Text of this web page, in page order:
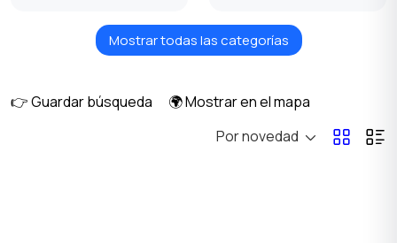
Aceites y productos
Electrónica para
Mostrar todas las categorías
👉 Guardar búsqueda
🌍 Mostrar en el mapa
Por novedad